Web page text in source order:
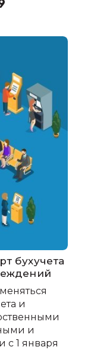
бухучета
и
и
1 января